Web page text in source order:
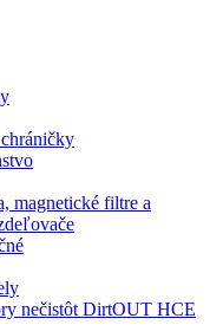
magnetické filtre a
nečistôt DirtOUT HCE